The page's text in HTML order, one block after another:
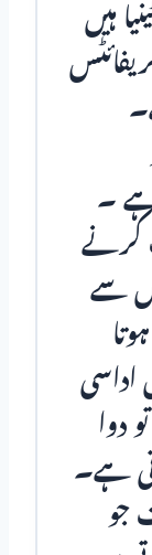
ہیں
ہے ۔
کرنے
سے
اداسی
دوا
ہے۔
جو